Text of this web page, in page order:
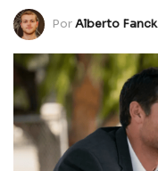
PorAlberto Fanck